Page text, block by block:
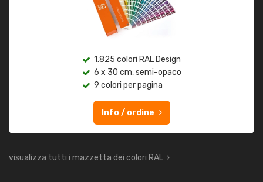
1.825 colori RAL Design
6 x 30 cm, semi-opaco
9 colori per pagina
Info / ordine
visualizza tutti i mazzetta dei colori RAL